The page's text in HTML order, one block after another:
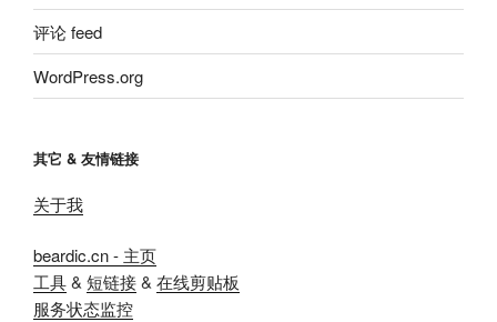
评论 feed
WordPress.org
其它 & 友情链接
关于我
beardic.cn - 主页
工具& 短链接& 在线剪贴板
服务状态监控